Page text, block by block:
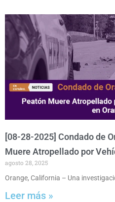
[08-28-2025] Condado de
Muere Atropellado por
agosto 28, 2025
Orange, California – Una
Leer más »